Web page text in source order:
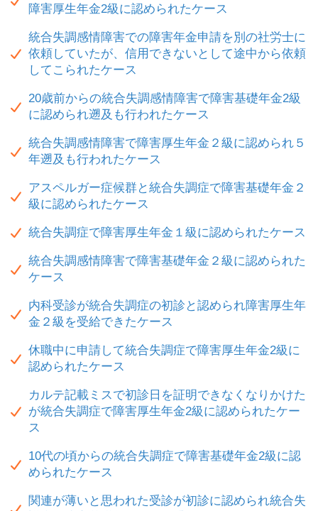
障害厚生年金2級に認められたケース
統合失調感情障害での障害年金申請を別の社労士に
依頼していたが、信用できないとして途中から依頼
してこられたケース
20歳前からの統合失調感情障害で障害基礎年金2級
に認められ遡及も行われたケース
統合失調感情障害で障害厚生年金２級に認められ５
年遡及も行われたケース
アスペルガー症候群と統合失調症で障害基礎年金２
級に認められたケース
統合失調症で障害厚生年金１級に認められたケース
統合失調感情障害で障害基礎年金２級に認められた
ケース
内科受診が統合失調症の初診と認められ障害厚生年
金２級を受給できたケース
休職中に申請して統合失調症で障害厚生年金2級に
認められたケース
カルテ記載ミスで初診日を証明できなくなりかけた
が統合失調症で障害厚生年金2級に認められたケー
ス
10代の頃からの統合失調症で障害基礎年金2級に認
められたケース
関連が薄いと思われた受診が初診に認められ統合失